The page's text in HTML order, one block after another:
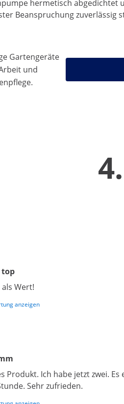
hermetisch abgedichtet
Beanspruchung zuverlässig
Gartengeräte
und
top
Wert!
anzeigen
Produkt. Ich habe jetzt zwei.
Sehr zufrieden.